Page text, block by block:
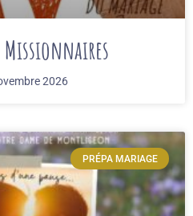
Missionnaires
2026
PRÉPA MARIAGE